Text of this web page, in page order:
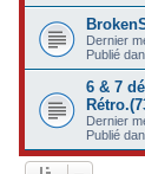
Dernier
Publié
6 & 7
Dernier
Publié